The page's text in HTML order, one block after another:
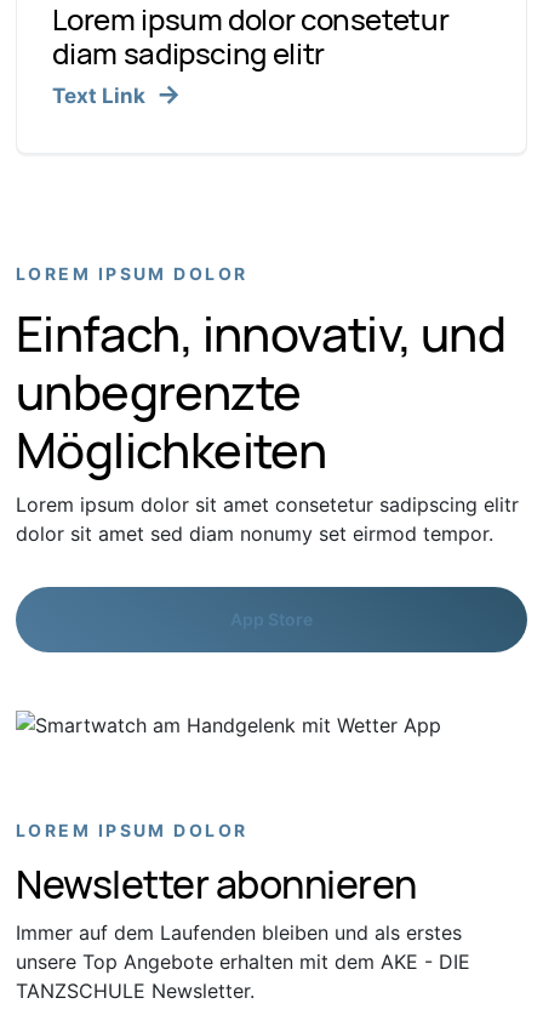
Lorem ipsum dolor consetetur
diam sadipscing elitr
Text Link
LOREM IPSUM DOLOR
Einfach, innovativ, und
unbegrenzte
Möglichkeiten
Lorem ipsum dolor sit amet consetetur sadipscing elitr
dolor sit amet sed diam nonumy set eirmod tempor.
App Store
LOREM IPSUM DOLOR
Newsletter abonnieren
Immer auf dem Laufenden bleiben und als erstes
unsere Top Angebote erhalten mit dem AKE - DIE
TANZSCHULE Newsletter.